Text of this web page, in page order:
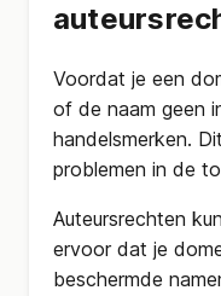
Voordat je een
of de naam geen
handelsmerken.
problemen in de
Auteursrechten
ervoor dat je
beschermde